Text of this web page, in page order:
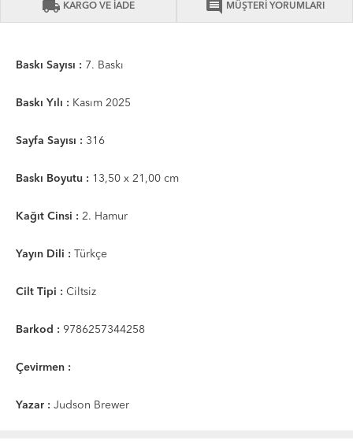
local_shipping KARGO VE İADE comment MÜŞTERİ YORUMLARI
Baskı Sayısı : 7. Baskı
Baskı Yılı : Kasım 2025
Sayfa Sayısı : 316
Baskı Boyutu : 13,50 x 21,00 cm
Kağıt Cinsi : 2. Hamur
Yayın Dili : Türkçe
Cilt Tipi : Ciltsiz
Barkod : 9786257344258
Çevirmen :
Yazar : Judson Brewer